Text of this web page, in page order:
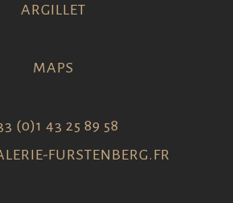
ARGILLET
MAPS
(0)1 43 25 89 58
FURSTENBERG.FR